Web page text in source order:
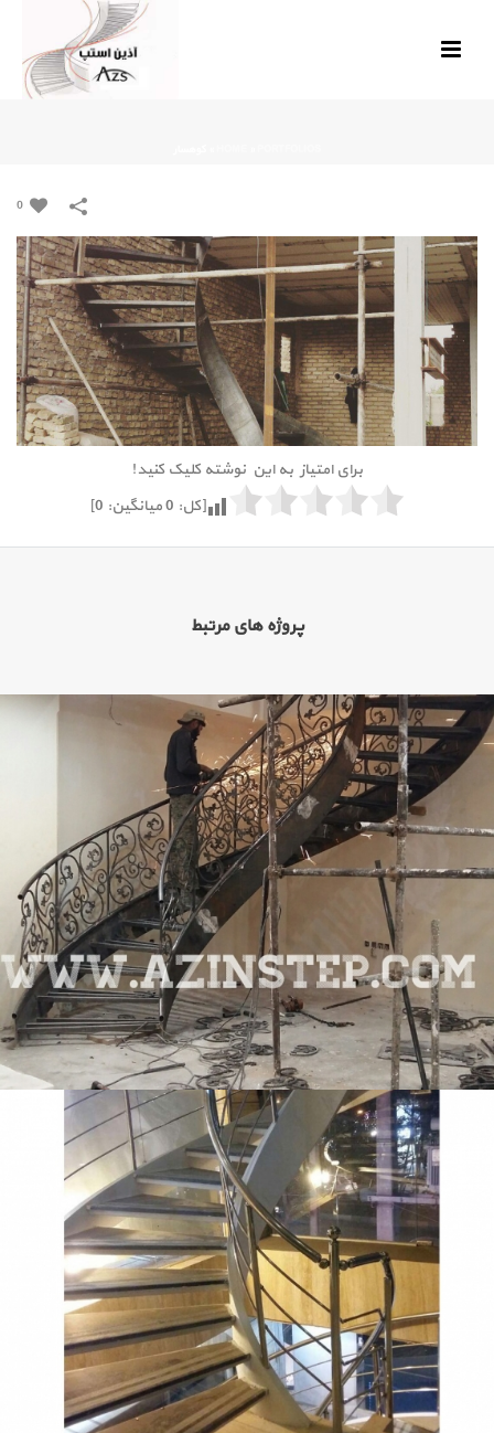
0
برای امتیاز به این نوشته کلیک کنید!
[کل: 0میانگین: 0
]
پروژه های مرتبط